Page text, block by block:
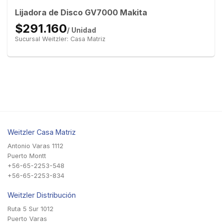
Lijadora de Disco GV7000 Makita
$291.160/ Unidad
Sucursal Weitzler: Casa Matriz
Weitzler Casa Matriz
Antonio Varas 1112
Puerto Montt
+56-65-2253-548
+56-65-2253-834
Weitzler Distribución
Ruta 5 Sur 1012
Puerto Varas